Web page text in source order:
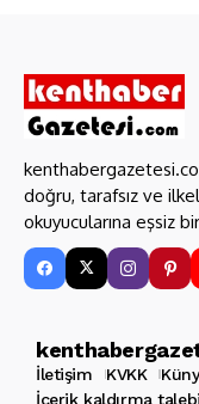
doğru, tarafsız ve
okuyucularına eşsiz
İletişim KVKK
İçerik kaldırma talebi